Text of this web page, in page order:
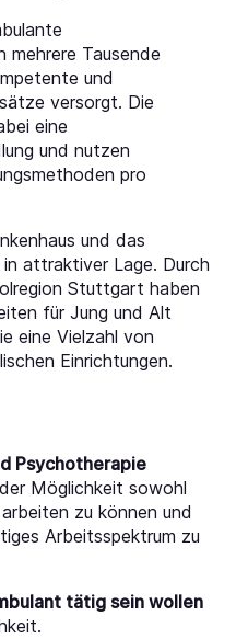
mehrere Tausende
und
versorgt. Die
eine
und nutzen
pro
und das
attraktiver Lage. Durch
Stuttgart haben
für Jung und Alt
eine Vielzahl von
Einrichtungen.
Psychotherapie
Möglichkeit sowohl
zu können und
Arbeitsspektrum zu
tätig sein wollen